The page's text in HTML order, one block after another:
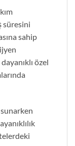
süresini
sahip
özel